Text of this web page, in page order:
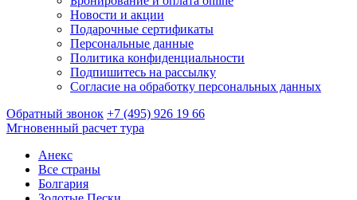
Новости и акции
Подарочные сертификаты
Персональные данные
Политика конфиденциальности
Подпишитесь на рассылку
Согласие на обработку персональных данных
Обратный звонок +7 (495) 926 19 66
Мгновенный расчет тура
Анекс
Все страны
Болгария